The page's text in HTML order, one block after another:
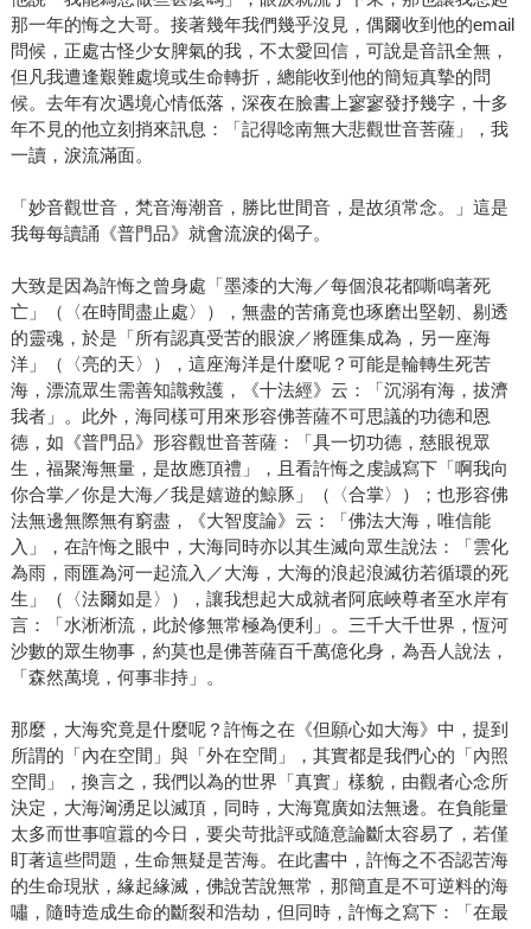
那一年的悔之大哥。接著幾年我們幾乎沒見，偶爾收到他的email
問候，正處古怪少女脾氣的我，不太愛回信，可說是音訊全無，
但凡我遭逢艱難處境或生命轉折，總能收到他的簡短真摯的問
候。去年有次遇境心情低落，深夜在臉書上寥寥發抒幾字，十多
年不見的他立刻捎來訊息：「記得唸南無大悲觀世音菩薩」，我
一讀，淚流滿面。
「妙音觀世音，梵音海潮音，勝比世間音，是故須常念。」這是
我每每讀誦《普門品》就會流淚的偈子。
大致是因為許悔之曾身處「墨漆的大海／每個浪花都嘶鳴著死
亡」（〈在時間盡止處〉），無盡的苦痛竟也琢磨出堅韌、剔透
的靈魂，於是「所有認真受苦的眼淚／將匯集成為，另一座海
洋」（〈亮的天〉），這座海洋是什麼呢？可能是輪轉生死苦
海，漂流眾生需善知識救護，《十法經》云：「沉溺有海，拔濟
我者」。此外，海同樣可用來形容佛菩薩不可思議的功德和恩
德，如《普門品》形容觀世音菩薩：「具一切功德，慈眼視眾
生，福聚海無量，是故應頂禮」，且看許悔之虔誠寫下「啊我向
你合掌／你是大海／我是嬉遊的鯨豚」（〈合掌〉）；也形容佛
法無邊無際無有窮盡，《大智度論》云：「佛法大海，唯信能
入」，在許悔之眼中，大海同時亦以其生滅向眾生說法：「雲化
為雨，雨匯為河一起流入／大海，大海的浪起浪滅彷若循環的死
生」（〈法爾如是〉），讓我想起大成就者阿底峽尊者至水岸有
言：「水淅淅流，此於修無常極為便利」。三千大千世界，恆河
沙數的眾生物事，約莫也是佛菩薩百千萬億化身，為吾人說法，
「森然萬境，何事非持」。
那麼，大海究竟是什麼呢？許悔之在《但願心如大海》中，提到
所謂的「內在空間」與「外在空間」，其實都是我們心的「內照
空間」，換言之，我們以為的世界「真實」樣貌，由觀者心念所
決定，大海洶湧足以滅頂，同時，大海寬廣如法無邊。在負能量
太多而世事喧囂的今日，要尖苛批評或隨意論斷太容易了，若僅
盯著這些問題，生命無疑是苦海。在此書中，許悔之不否認苦海
的生命現狀，緣起緣滅，佛說苦說無常，那簡直是不可逆料的海
嘯，隨時造成生命的斷裂和浩劫，但同時，許悔之寫下：「在最